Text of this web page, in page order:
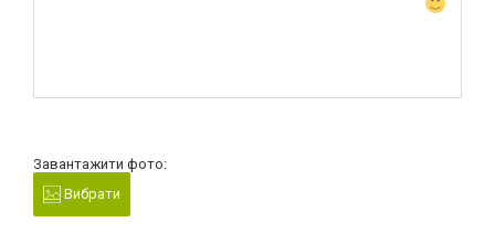
Завантажити фото:
Вибрати